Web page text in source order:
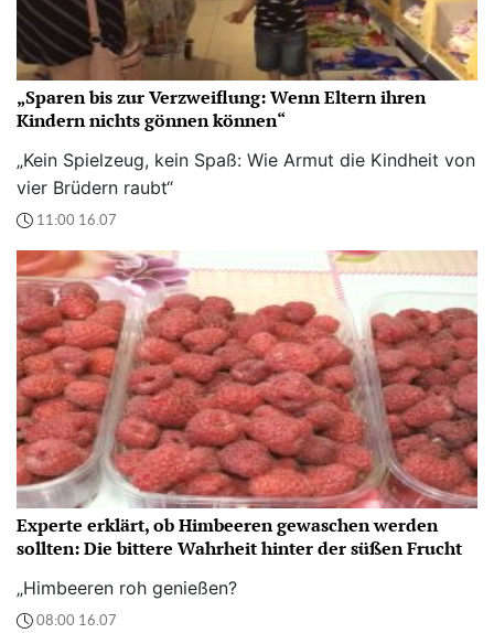
„Sparen bis zur Verzweiflung: Wenn Eltern ihren
Kindern nichts gönnen können“
„Kein Spielzeug, kein Spaß: Wie Armut die Kindheit von
vier Brüdern raubt“
11:00 16.07
Experte erklärt, ob Himbeeren gewaschen werden
sollten: Die bittere Wahrheit hinter der süßen Frucht
„Himbeeren roh genießen?
08:00 16.07